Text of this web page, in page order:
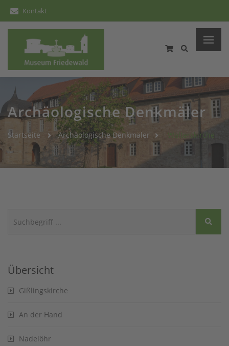
Kontakt
Archäologische Denkmäler
Startseite Archäologische Denkmäler Walterskirche
Übersicht
Gißlingskirche
An der Hand
Nadelöhr